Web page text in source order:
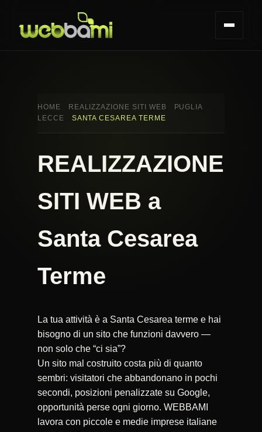
HOME REALIZZAZIONE SITI WEB
PUGLIA
LECCE
SANTA CESAREA TERME
REALIZZAZIONE
SITI WEB a
Santa Cesarea
Terme
La tua attività è a Santa Cesarea terme e hai
bisogno di un sito che funzioni davvero —
non solo che “ci sia”?
Un sito mal costruito costa più di quanto
sembri: visitatori che abbandonano in pochi
secondi, posizioni penalizzate su Google,
opportunità perse ogni giorno. WEBBAMI
lavora con piccole e medie imprese italiane